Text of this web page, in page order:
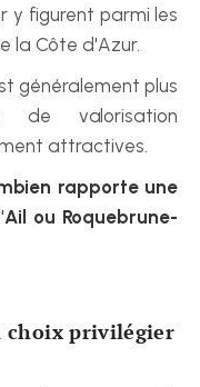
y figurent parmi les
la Côte d'Azur.
généralement plus
de valorisation
attractives.
rapporte une
ou Roquebrune-
choix privilégier